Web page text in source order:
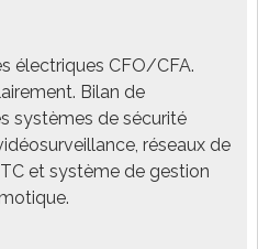
électriques CFO/CFA.
Bilan de
systèmes de sécurité
réseaux de
et système de gestion